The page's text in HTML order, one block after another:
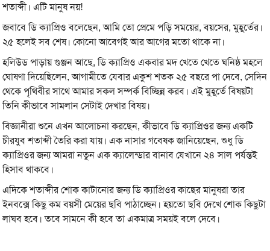
শতাব্দী। এটি মানুষ নয়!
জবাবে ডি ক্যাপ্রিও বলেছেন, আমি তো প্রেমে পড়ি সময়ের, বয়সের, মুহূর্তের।
২৫ হলেই সব শেষ। কোনো আবেগই আর আগের মতো থাকে না।
হলিউড পাড়ায় গুঞ্জন আছে, ডি ক্যাপ্রিও একবার মদ খেতে খেতে ঘনিষ্ঠ মহলে
ঘোষণা দিয়েছিলেন, আগামীতে যেবার একুশ শতক ২৫ বছরে পা দেবে, সেদিন
থেকে পৃথিবীর সাথে আমার সকল সম্পর্ক বিচ্ছিন্ন করব। এই মুহূর্তে বিষয়টা
তিনি কীভাবে সামলান সেটাই দেখার বিষয়।
বিজ্ঞানীরা শুনে এখন আলোচনা করছেন, কীভাবে ডি ক্যাপ্রিওর জন্য একটি
চীরযুব শতাব্দী তৈরি করা যায়। এক নাসার গবেষক জানিয়েছেন, শুধু ডি
ক্যাপ্রিওর জন্য আমরা নতুন এক ক্যালেন্ডার বানাব যেখানে ২৪ সাল পর্যন্তই
হিসাব থাকবে।
এদিকে শতাব্দীর শোক কাটানোর জন্য ডি ক্যাপ্রিওর কাছের মানুষরা তার
ইনবক্সে কিছু কম বয়সী মেয়ের ছবি পাঠাচ্ছেন। হয়তো ছবি দেখে শোক কিছুটা
লাঘব হবে। তবে সামনে কী হবে তা একমাত্র সময়ই বলে দেবে।